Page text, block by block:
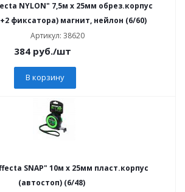
NYLON" 7,5м х 25мм обрез.корпус
фиксатора) магнит, нейлон (6/60)
Артикул: 38620
384 руб./шт
В корзину
SNAP" 10м х 25мм пласт.корпус
(автостоп) (6/48)